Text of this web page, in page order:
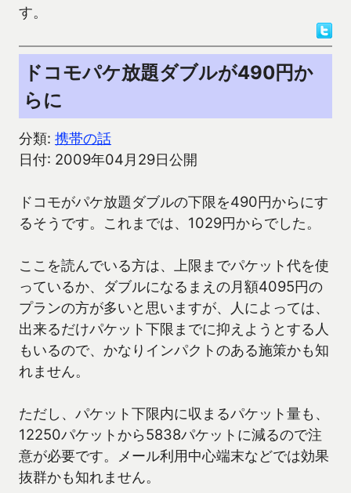
す。
ドコモパケ放題ダブルが490円か
らに
分類: 携帯の話
日付: 2009年04月29日公開
ドコモがパケ放題ダブルの下限を490円からにす
るそうです。これまでは、1029円からでした。
ここを読んでいる方は、上限までパケット代を使
っているか、ダブルになるまえの月額4095円の
プランの方が多いと思いますが、人によっては、
出来るだけパケット下限までに抑えようとする人
もいるので、かなりインパクトのある施策かも知
れません。
ただし、パケット下限内に収まるパケット量も、
12250パケットから5838パケットに減るので注
意が必要です。メール利用中心端末などでは効果
抜群かも知れません。